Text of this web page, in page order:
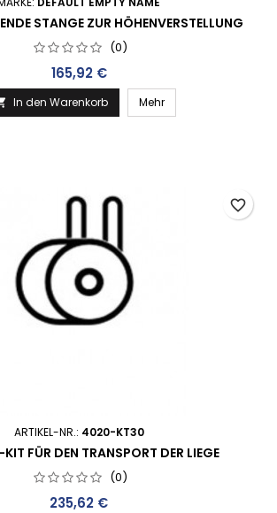
STANGE ZUR HÖHENVERSTELLUNG
(0)
Preis
165,92 €
In den Warenkorb Mehr
ARTIKEL-NR.: 4020-KT30
FÜR DEN TRANSPORT DER LIEGE
(0)
Preis
235,62 €
favorite_border